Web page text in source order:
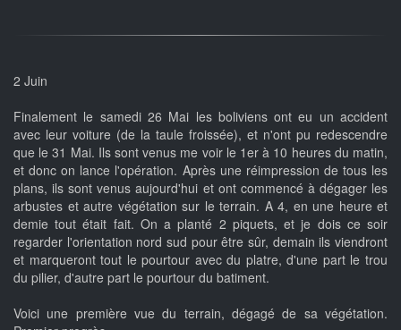
2 Juin
Finalement le samedi 26 Mai les boliviens ont eu un accident
avec leur voiture (de la taule froissée), et n'ont pu redescendre
que le 31 Mai. Ils sont venus me voir le 1er à 10 heures du matin,
et donc on lance l'opération. Après une réimpression de tous les
plans, ils sont venus aujourd'hui et ont commencé à dégager les
arbustes et autre végétation sur le terrain. A 4, en une heure et
demie tout était fait. On a planté 2 piquets, et je dois ce soir
regarder l'orientation nord sud pour être sûr, demain ils viendront
et marqueront tout le pourtour avec du platre, d'une part le trou
du pilier, d'autre part le pourtour du batiment.
Voici une première vue du terrain, dégagé de sa végétation.